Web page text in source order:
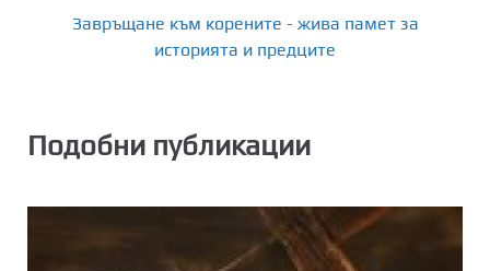
Завръщане към корените - жива памет за
историята и предците
Подобни публикации